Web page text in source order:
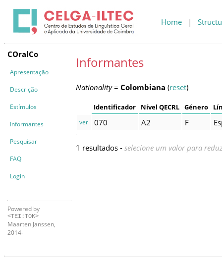
Home |
COralCo
Apresentação
Descrição
Estímulos
Informantes
Pesquisar
FAQ
Login
Powered by
<TEI:TOK>
Maarten Janssen,
2014-
Informantes
Nationality= Colombiana (reset)
Identificador Nível QECRL Género
ver 070 A2 F
1 resultados - selecione um valor para